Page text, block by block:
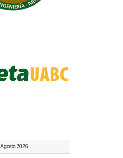
Agosto 2026